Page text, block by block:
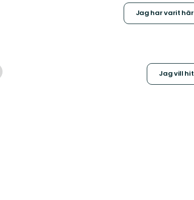
Jag har varit här
Jag vill hit